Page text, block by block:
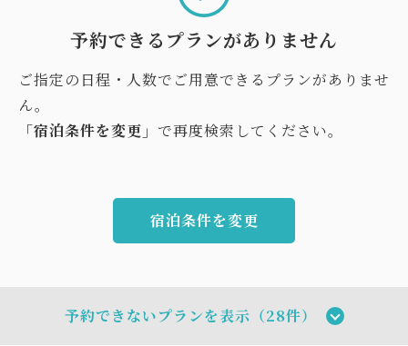
予約できるプランがありません
ご指定の日程・人数でご用意できるプランがありませ
ん。
「宿泊条件を変更」 で再度検索してください。
宿泊条件を変更
予約できないプランを表示（28件）